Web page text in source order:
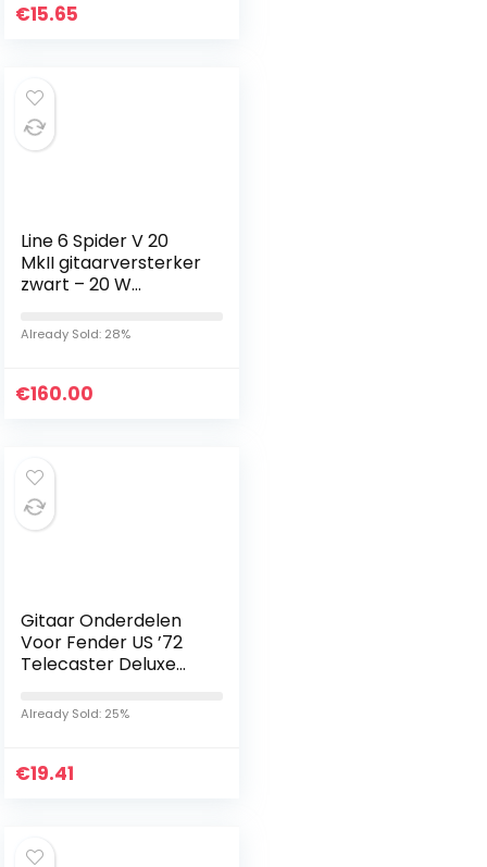
€15.65
Line 6 Spider V 20
MkII gitaarversterker
zwart – 20 W
inch luidsprekers, 16
geluidsvoorsets en 3…
Already Sold: 28%
€160.00
Gitaar Onderdelen
Voor Fender US ’72
Telecaster Deluxe
Gitaar Pickguard 4
Ply Bruin schildpad
Already Sold: 25%
€19.41